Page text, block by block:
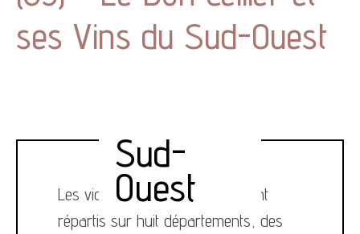
ses Vins du Sud-Ouest
Sud-
Ouest
Les vignobles du Sud-Ouest sont
répartis sur huit départements, des